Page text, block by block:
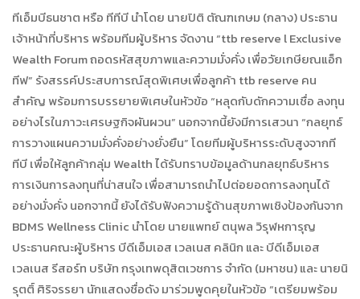
ทีเอ็มบีธนชาต หรือ ทีทีบี นำโดย นายปิติ ตัณฑเกษม (กลาง) ประธาน
เจ้าหน้าที่บริหาร พร้อมทีมผู้บริหาร จัดงาน “ttb reserve l Exclusive
Wealth Forum ถอดรหัสสุขภาพและความมั่งคั่ง เพื่อวัยเกษียณแอ็ก
ทีฟ” รังสรรค์ประสบการณ์สุดพิเศษเพื่อลูกค้า ttb reserve คน
สำคัญ พร้อมการบรรยายพิเศษในหัวข้อ “หลุดกับดักความเชื่อ ลงทุน
อย่างไรในภาวะเศรษฐกิจผันผวน” นอกจากนี้ยังมีการเสวนา “กลยุทธ์
การวางแผนความมั่งคั่งอย่างยั่งยืน” โดยทีมผู้บริหารระดับสูงจากที
ทีบี เพื่อให้ลูกค้ากลุ่ม Wealth ได้รับทราบข้อมูลด้านกลยุทธ์บริหาร
การเงินการลงทุนที่น่าสนใจ เพื่อสามารถนำไปต่อยอดการลงทุนได้
อย่างมั่งคั่ง นอกจากนี้ ยังได้รับฟังความรู้ด้านสุขภาพเชิงป้องกันจาก
BDMS Wellness Clinic นำโดย นายแพทย์ ตนุพล วิรุฬหการุญ
ประธานคณะผู้บริหาร บีดีเอ็มเอส เวลเนส คลินิก และ บีดีเอ็มเอส
เวลเนส รีสอร์ท บริษัท กรุงเทพดุสิตเวชการ จำกัด (มหาชน) และ นายนิ
รุตติ์ ศิริจรรยา นักแสดงชื่อดัง มาร่วมพูดคุยในหัวข้อ “เตรียมพร้อม